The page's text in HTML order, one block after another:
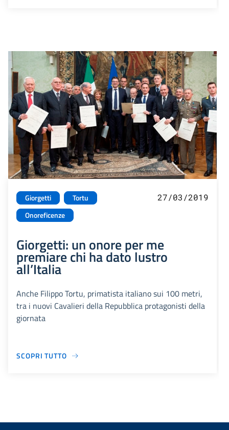
Giorgetti
Tortu
Onoreficenze
27/03/2019
Giorgetti: un onore per me
premiare chi ha dato lustro
all’Italia
Anche Filippo Tortu, primatista italiano sui 100 metri,
tra i nuovi Cavalieri della Repubblica protagonisti della
giornata
SCOPRI TUTTO